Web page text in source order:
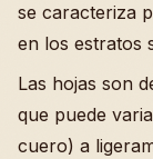
se caracteriza
en los estratos
Las hojas son
que puede
cuero) a